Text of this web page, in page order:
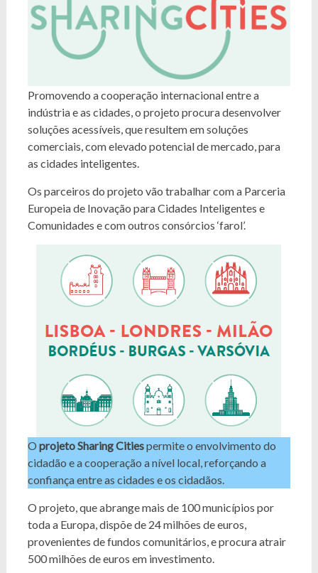
Promovendo a cooperação internacional entre a
indústria e as cidades, o projeto procura desenvolver
soluções acessíveis, que resultem em soluções
comerciais, com elevado potencial de mercado, para
as cidades inteligentes.
Os parceiros do projeto vão trabalhar com a Parceria
Europeia de Inovação para Cidades Inteligentes e
Comunidades e com outros consórcios ‘farol’.
O projeto Sharing Citiespermite o envolvimento do
cidadão e a cooperação a nível local, reforçando a
confiança entre as cidades e os cidadãos.
O projeto, que abrange mais de 100 municípios por
toda a Europa, dispõe de 24 milhões de euros,
provenientes de fundos comunitários, e procura atrair
500 milhões de euros em investimento.